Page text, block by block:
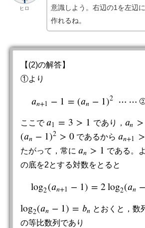
ヒロ
意識しよう。右辺の1を左辺
作れるね。
【(2)の解答】
①より
𝑎𝑛+1 − 1 = (𝑎𝑛 − 1)2 ⋯ ⋯
an +1 − 1=( an− 1)2 ⋯⋯ ②
ここで𝑎1 = 3 > 1
a1 =3>1 であり， 𝑎𝑛 >
an >1
(𝑎𝑛 − 1)2 > 0
(an −1) 2>0 であるから𝑎𝑛+1 >
an+1 >1
たがって，常に𝑎𝑛 > 1
an >1
である。
の底を2とする対数をとると
log2(𝑎𝑛+1 − 1) = 2log2(𝑎𝑛 −
log2( a n +1 −1) =2 log2(an−1)
log2(𝑎𝑛 − 1) = 𝑏𝑛
log2(an− 1) =bn とおくと，数
の等比数列であり